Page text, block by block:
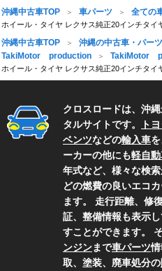
沖縄中古車TOP 車パーツ 全ての
ホイール・タイヤ レクサス純正20インチタイ
沖縄中古車TOP 沖縄の中古車・パー
TakiMotor production
TakiMotor
ホイール・タイヤ レクサス純正20インチタイ
クロスロードは、沖
タルサイトです。
ト
ベンツなどの輸入車
ーカーの他にも軽自
年式など、様々な検索
どの燃費の良いエコ
ます。 走行距離、修
証、整備情報も表示
すことができます。 そ
ンジンまで車パーツ
取、塗装、廃車処分の